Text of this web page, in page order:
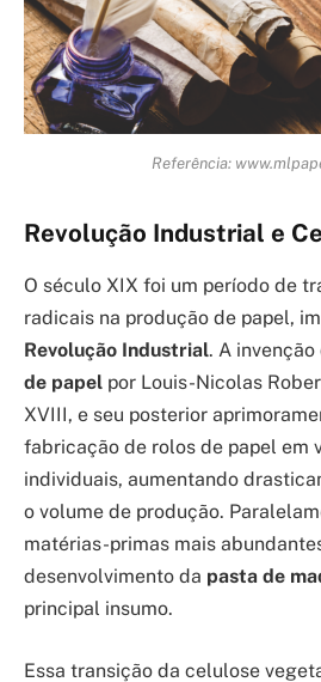
Referência:
Revolução Industrial e
O século XIX foi um período de
radicais na produção de papel,
Revolução Industrial. A invenção
de papel por Louis-Nicolas
XVIII, e seu posterior
fabricação de rolos de papel em
individuais, aumentando
o volume de produção.
matérias-primas mais
desenvolvimento da pasta de
principal insumo.
Essa transição da celulose